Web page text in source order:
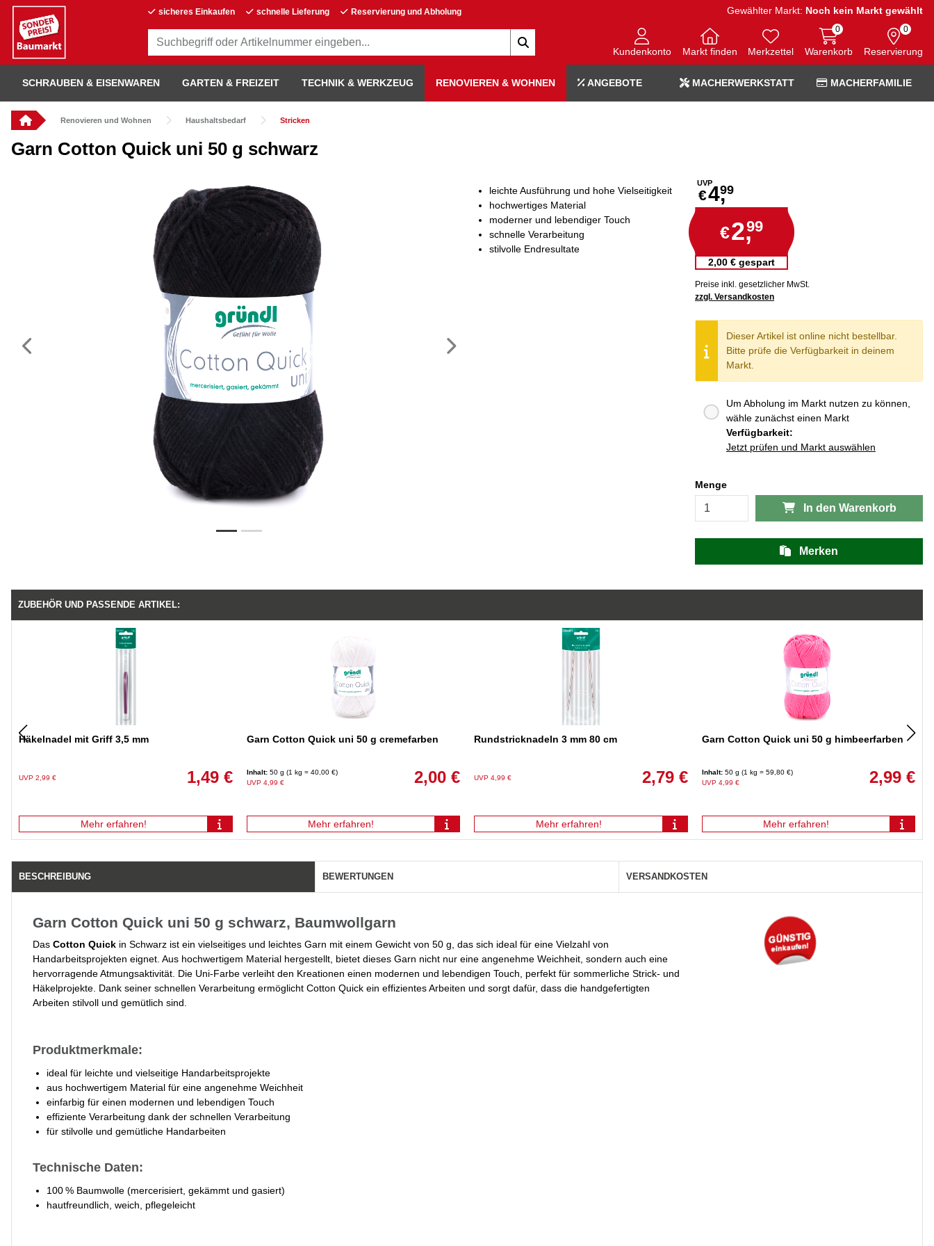
sicheres Einkaufen schnelle Lieferung Reservierung und Abholung Gewählter Markt: Noch kein Markt gewählt
Kundenkonto Markt finden Merkzettel Warenkorb
0
Reservierung
0
SCHRAUBEN & EISENWAREN GARTEN & FREIZEIT TECHNIK & WERKZEUG RENOVIEREN & WOHNEN ANGEBOTE MACHERWERKSTATT MACHERFAMILIE
Renovieren und Wohnen Haushaltsbedarf Stricken
Garn Cotton Quick uni 50 g schwarz
Vorheriges
UVP
€4,99
€2,99
2,00 € gespart
Preise inkl. gesetzlicher MwSt.
zzgl. Versandkosten
leichte Ausführung und hohe Vielseitigkeit
hochwertiges Material
moderner und lebendiger Touch
schnelle Verarbeitung
stilvolle Endresultate
Dieser Artikel ist online nicht bestellbar.
Bitte prüfe die Verfügbarkeit in deinem
Markt.
Um Abholung im Markt nutzen zu können,
wähle zunächst einen Markt
Verfügbarkeit:
Jetzt prüfen und Markt auswählen
Menge
In den Warenkorb
Merken
ZUBEHÖR UND PASSENDE ARTIKEL:
Häkelnadel mit Griff 3,5 mm
UVP 2,99 € 1,49 €
Mehr erfahren!
Garn Cotton Quick uni 50 g cremefarben
Inhalt: 50 g (1 kg = 40,00 €)
UVP 4,99 €
2,00 €
Mehr erfahren!
Rundstricknadeln 3 mm 80 cm
UVP 4,99 € 2,79 €
Mehr erfahren!
Garn Cotton Quick uni 50 g himbeerfarben
Inhalt: 50 g (1 kg = 59,80 €)
UVP 4,99 €
2,99 €
Mehr erfahren!
BESCHREIBUNG BEWERTUNGEN VERSANDKOSTEN
Garn Cotton Quick uni 50 g schwarz, Baumwollgarn
Das Cotton Quick in Schwarz ist ein vielseitiges und leichtes Garn mit einem Gewicht von 50 g, das sich ideal für eine Vielzahl von
Handarbeitsprojekten eignet. Aus hochwertigem Material hergestellt, bietet dieses Garn nicht nur eine angenehme Weichheit, sondern auch eine
hervorragende Atmungsaktivität. Die Uni-Farbe verleiht den Kreationen einen modernen und lebendigen Touch, perfekt für sommerliche Strick- und
Häkelprojekte. Dank seiner schnellen Verarbeitung ermöglicht Cotton Quick ein effizientes Arbeiten und sorgt dafür, dass die handgefertigten
Arbeiten stilvoll und gemütlich sind.
Produktmerkmale:
ideal für leichte und vielseitige Handarbeitsprojekte
aus hochwertigem Material für eine angenehme Weichheit
einfarbig für einen modernen und lebendigen Touch
effiziente Verarbeitung dank der schnellen Verarbeitung
für stilvolle und gemütliche Handarbeiten
Technische Daten:
100 % Baumwolle (mercerisiert, gekämmt und gasiert)
hautfreundlich, weich, pflegeleicht